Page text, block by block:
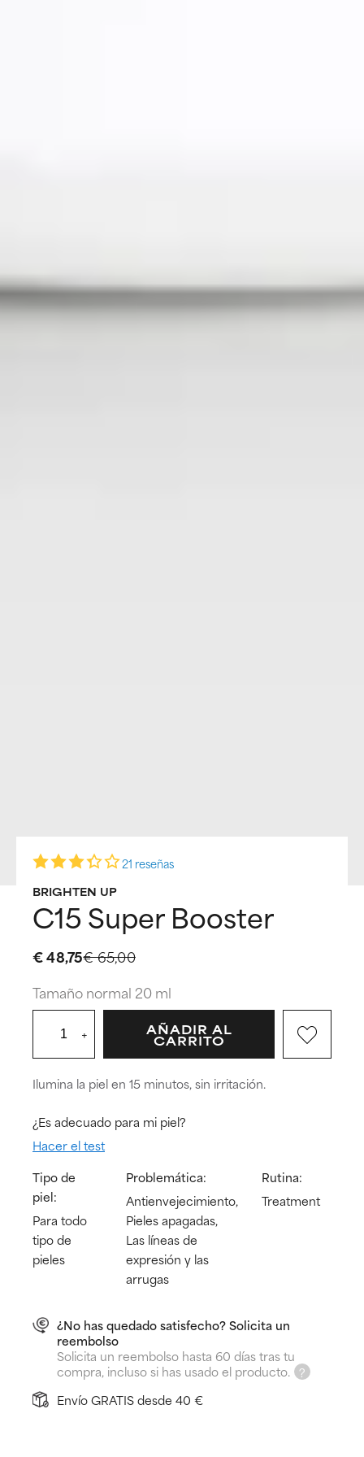
21 reseñas
BRIGHTEN UP
C15 Super Booster
€ 65,00
€ 48,75
Ilumina la piel en 15 minutos, sin irritación.
¿Es adecuado para mi piel?
Hacer el test
Tipo de
piel:
Para todo
tipo de
pieles
Problemática:
Antienvejecimiento,
Pieles apagadas,
Las líneas de
expresión y las
arrugas
Rutina:
Treatment
Tamaño normal 20 ml
+
AÑADIR AL
CARRITO
¿No has quedado satisfecho? Solicita un
reembolso
Solicita un reembolso hasta 60 días tras tu
compra, incluso si has usado el producto.
Envío GRATIS desde 40 €